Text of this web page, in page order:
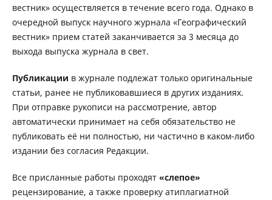
вестник» осуществляется в течение всего года. Однако в
очередной выпуск научного журнала «Географический
вестник» прием статей заканчивается за 3 месяца до
выхода выпуска журнала в свет.
Публикации в журнале подлежат только оригинальные
статьи, ранее не публиковавшиеся в других изданиях.
При отправке рукописи на рассмотрение, автор
автоматически принимает на себя обязательство не
публиковать её ни полностью, ни частично в каком-либо
издании без согласия Редакции.
Все присланные работы проходят «слепое»
рецензирование, а также проверку атиплагиатной